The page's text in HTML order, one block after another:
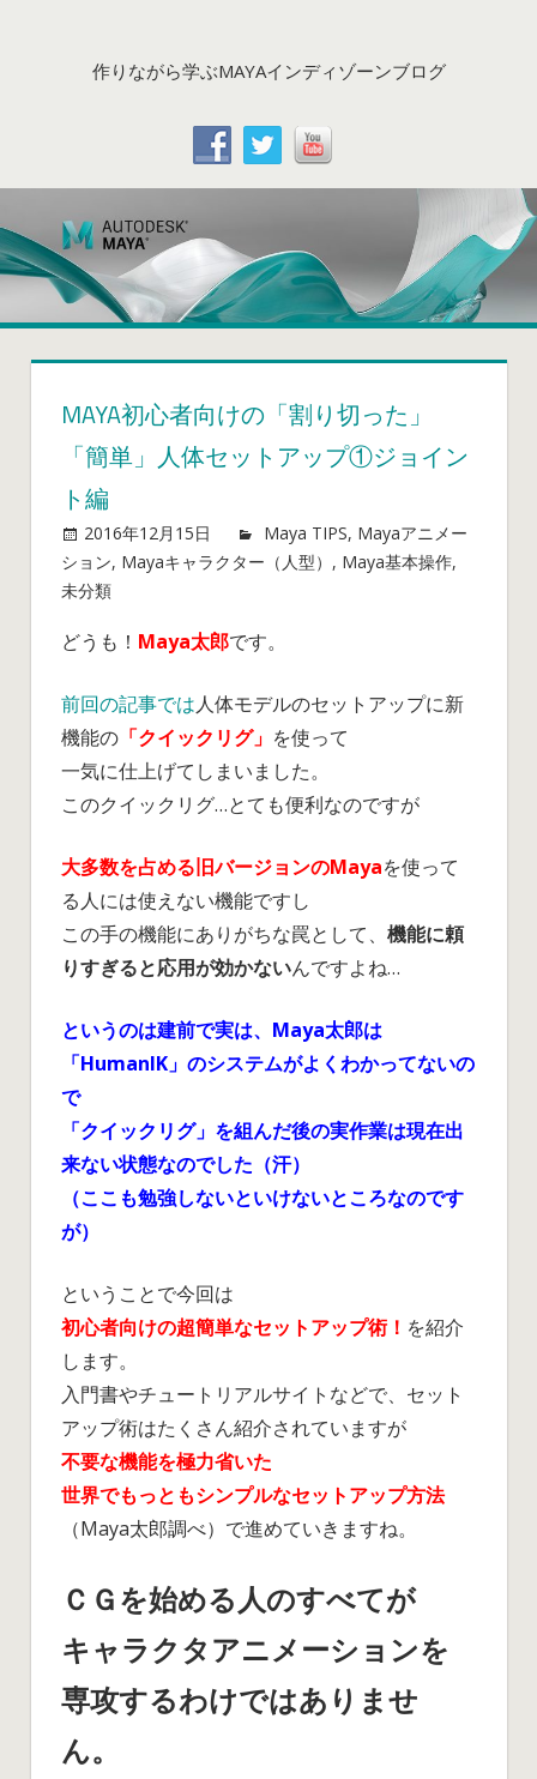
へ
ス
キ
プ
作りながら学ぶMAYAインディゾーンブログ
MAYA初心者向けの「割り切った」
「簡単」人体セットアップ①ジョイン
ト編
2016年12月15日 mayablog
Maya TIPS, Mayaアニメー
ション, Mayaキャラクター（人型） , Maya基本操作,
未分類
心
向
け
の
「割
っ
た」
「簡
単」
体
セ
ッ
ア
ッ
プ
イ
ン
編
は
どうも！ Maya太郎です。
前回の記事では人体モデルのセットアップに新
機能の 「クイックリグ」 を使って
一気に仕上げてしまいました。
このクイックリグ…とても便利なのですが
大多数を占める旧バージョンのMayaを使って
る人には使えない機能ですし
この手の機能にありがちな罠として、 機能に頼
りすぎると応用が効かないんですよね…
というのは建前で実は、Maya太郎は
「HumanIK」のシステムがよくわかってないの
で
「クイックリグ」を組んだ後の実作業は現在出
来ない状態なのでした（汗）
（ここも勉強しないといけないところなのです
が）
ということで今回は
初心者向けの超簡単なセットアップ術！ を紹介
します。
入門書やチュートリアルサイトなどで、セット
アップ術はたくさん紹介されていますが
不要な機能を極力省いた
世界でもっともシンプルなセットアップ方法
（Maya太郎調べ）で進めていきますね。
ＣＧを始める人のすべてが
キャラクタアニメーションを
専攻するわけではありませ
ん。